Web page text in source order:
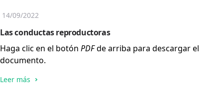
Las conductas reproductoras
14/09/2022
Haga clic en el botón PDFde arriba para descargar el
documento.
Leer más